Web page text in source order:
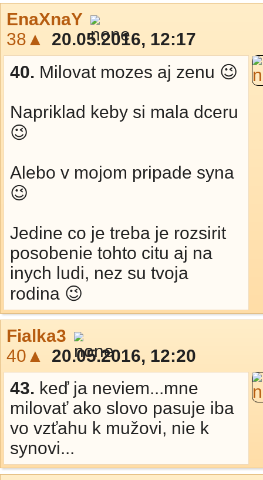
EnaXnaY
38▲
20.05.2016, 12:17
40. Milovat mozes aj zenu 😉
Napriklad keby si mala dceru
😉
Alebo v mojom pripade syna
😉
Jedine co je treba je rozsirit
posobenie tohto citu aj na
inych ludi, nez su tvoja
rodina 😉
Fialka3
40▲
20.05.2016, 12:20
43. keď ja neviem...mne
milovať ako slovo pasuje iba
vo vzťahu k mužovi, nie k
synovi...